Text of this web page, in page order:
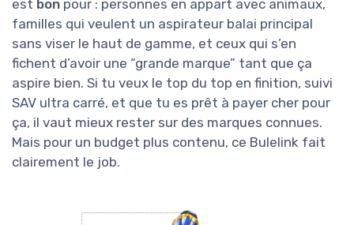
est bon pour : personnes en appart avec animaux,
familles qui veulent un aspirateur balai principal
sans viser le haut de gamme, et ceux qui s’en
fichent d’avoir une “grande marque” tant que ça
aspire bien. Si tu veux le top du top en finition, suivi
SAV ultra carré, et que tu es prêt à payer cher pour
ça, il vaut mieux rester sur des marques connues.
Mais pour un budget plus contenu, ce Bulelink fait
clairement le job.